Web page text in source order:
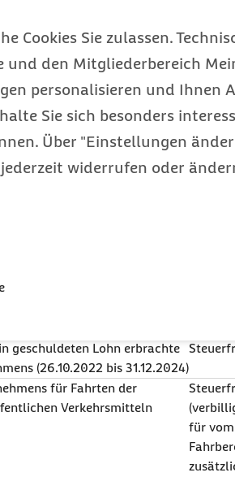
Cookies Sie zulassen.
den Mitgliederbereich
personalisieren und
Sie sich besonders
Über "Einstellungen
widerrufen oder
bis 16
des Betriebs
ganz
3
geschuldeten Lohn erbrachte
zur Verbesserung des
und der
kein
Heimarbeitern zur Abgeltung
geschuldeten Lohn erbrachte
(26.10.2022 bis 31.12.2024)
für Fahrten der
Verkehrsmitteln
für